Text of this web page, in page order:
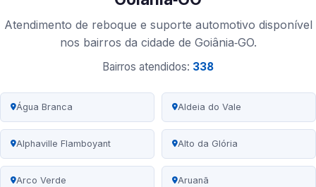
Atendimento de reboque e suporte automotivo disponível
nos bairros da cidade de Goiânia‑GO.
Bairros atendidos: 338
Água Branca Aldeia do Vale
Alphaville Flamboyant Alto da Glória
Arco Verde Aruanã